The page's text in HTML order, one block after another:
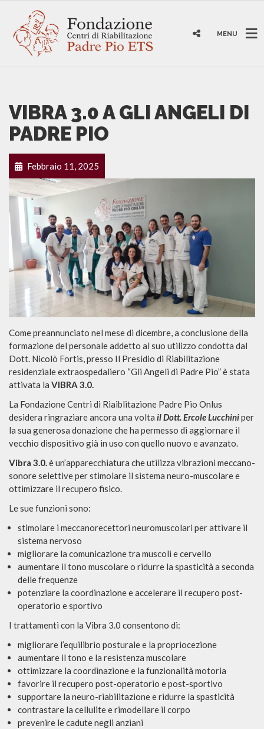
MENU
VIBRA 3.0 A GLI ANGELI DI
PADRE PIO
Febbraio 11, 2025
Come preannunciato nel mese di dicembre, a conclusione della
formazione del personale addetto al suo utilizzo condotta dal
Dott. Nicolò Fortis, presso Il Presidio di Riabilitazione
residenziale extraospedaliero “Gli Angeli di Padre Pio” è stata
attivata la VIBRA 3.0.
La Fondazione Centri di Riaiblitazione Padre Pio Onlus
desidera ringraziare ancora una volta il Dott. Ercole Lucchiniper
la sua generosa donazione che ha permesso di aggiornare il
vecchio dispositivo già in uso con quello nuovo e avanzato.
Vibra 3.0.è un’apparecchiatura che utilizza vibrazioni meccano-
sonore selettive per stimolare il sistema neuro-muscolare e
ottimizzare il recupero fisico.
Le sue funzioni sono:
stimolare i meccanorecettori neuromuscolari per attivare il
sistema nervoso
migliorare la comunicazione tra muscoli e cervello
aumentare il tono muscolare o ridurre la spasticità a seconda
delle frequenze
potenziare la coordinazione e accelerare il recupero post-
operatorio e sportivo
I trattamenti con la Vibra 3.0 consentono di:
migliorare l’equilibrio posturale e la propriocezione
aumentare il tono e la resistenza muscolare
ottimizzare la coordinazione e la funzionalità motoria
favorire il recupero post-operatorio e post-sportivo
supportare la neuro-riabilitazione e ridurre la spasticità
contrastare la cellulite e rimodellare il corpo
prevenire le cadute negli anziani